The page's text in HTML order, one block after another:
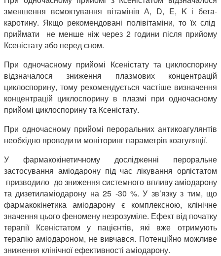
зменшення всмоктування вітамінів А, D, E, K і бета-
каротину. Якщо рекомендовані полівітаміни, то їх слід
приймати не менше ніж через 2 години після прийому
Ксеністату або перед сном.
При одночасному прийомі Ксеністату та циклоспорину
відзначалося зниження плазмових концентрацій
циклоспорину, тому рекомендується частіше визначення
концентрацій циклоспорину в плазмі при одночасному
прийомі циклоспорину та Ксеністату.
При одночасному прийомі пероральних антикоагулянтів
необхідно проводити моніторинг параметрів коагуляції.
У фармакокінетичному дослідженні пероральне
застосування аміодарону під час лікування орлістатом
призводило до зниження системного впливу аміодарону
та дизетиламіодарону на 25 -30 %. У зв’язку з тим, що
фармакокінетика аміодарону є комплексною, клінічне
значення цього феномену незрозуміле. Ефект від початку
терапії Ксеністатом у пацієнтів, які вже отримують
терапію аміодароном, не вивчався. Потенційно можливе
зниження клінічної ефективності аміодарону.